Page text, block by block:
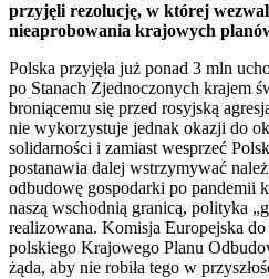
przyjęli rezolucję, w której
nieaprobowania krajowych
Polska przyjęła już ponad 3 mln
po Stanach Zjednoczonych krajem
broniącemu się przed rosyjską
nie wykorzystuje jednak okazji do
solidarności i zamiast wesprzeć
postanawia dalej wstrzymywać
odbudowę gospodarki po pandemii
naszą wschodnią granicą, polityka
realizowana. Komisja Europejska
polskiego Krajowego Planu
żąda, aby nie robiła tego w